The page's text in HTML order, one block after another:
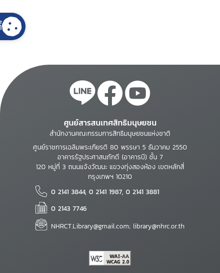
ศูนย์สารสนเทศสิทธิมนุษยชน
สำนักงานคณะกรรมการสิทธิมนุษยชนแห่งชาติ
ศูนย์ราชการเฉลิมพระเกียรติ 80 พรรษา 5 ธันวาคม 2550
อาคารรัฐประศาสนภักดี (อาคารบี) ชั้น 7
120 หมู่ที่ 3 ถนนแจ้งวัฒนะ แขวงทุ่งสองห้อง เขตหลักสี่
กรุงเทพฯ 10210
0 2141 3844, 0 2141 1987, 0 2141 3881
0 2143 7746
NHRCT.Library@gmail.com; library@nhrc.or.th